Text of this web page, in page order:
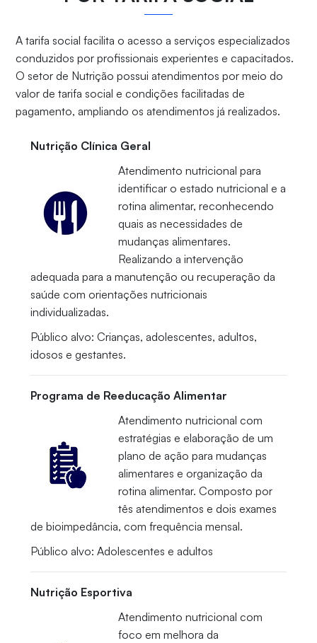
A tarifa social facilita o acesso a serviços especializados
conduzidos por profissionais experientes e capacitados.
O setor de Nutrição possui atendimentos por meio do
valor de tarifa social e condições facilitadas de
pagamento, ampliando os atendimentos já realizados.
Nutrição Clínica Geral
Atendimento nutricional para
identificar o estado nutricional e a
rotina alimentar, reconhecendo
quais as necessidades de
mudanças alimentares.
Realizando a intervenção
adequada para a manutenção ou recuperação da
saúde com orientações nutricionais
individualizadas.
Público alvo: Crianças, adolescentes, adultos,
idosos e gestantes.
Programa de Reeducação Alimentar
Atendimento nutricional com
estratégias e elaboração de um
plano de ação para mudanças
alimentares e organização da
rotina alimentar. Composto por
tês atendimentos e dois exames
de bioimpedância, com frequência mensal.
Público alvo: Adolescentes e adultos
Nutrição Esportiva
Atendimento nutricional com
foco em melhora da